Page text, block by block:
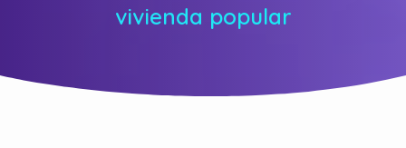
vivienda popular